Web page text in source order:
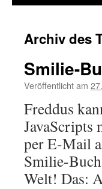
Archiv des
Smilie-
Veröffentlicht am
Freddus
JavaScripts
per E-Mail
Smilie-
Welt! Das: